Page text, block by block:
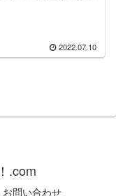
2022.07.10
.com
お問い合わせ